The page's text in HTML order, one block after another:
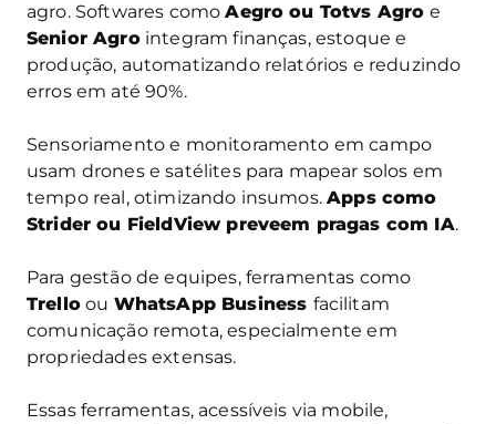
agro. Softwares comoAegro ou Totvs Agro e
Senior Agrointegram finanças, estoque e
produção, automatizando relatórios e reduzindo
erros em até 90%.
Sensoriamento e monitoramento em campo
usam drones e satélites para mapear solos em
tempo real, otimizando insumos.Apps como
Strider ou FieldView preveem pragas com IA.
Para gestão de equipes, ferramentas como
Trelloou WhatsApp Business facilitam
comunicação remota, especialmente em
propriedades extensas.
Essas ferramentas, acessíveis via mobile,